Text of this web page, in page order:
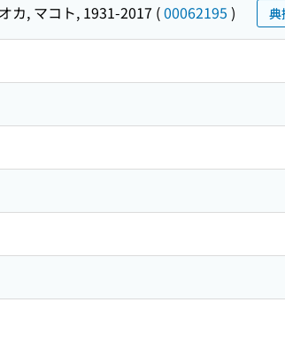
カ, マコト, 1931-2017 (00062195 ) 典